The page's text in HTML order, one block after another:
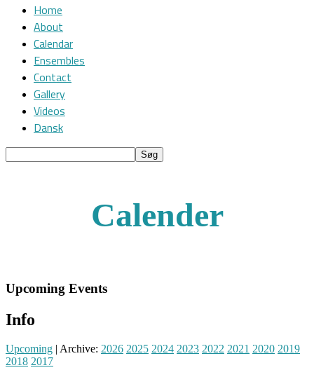
Home
About
Calendar
Ensembles
Contact
Gallery
Videos
Dansk
Calender
Upcoming Events
Info
Upcoming | Archive: 2026 2025 2024 2023 2022 2021 2020 2019
2018 2017